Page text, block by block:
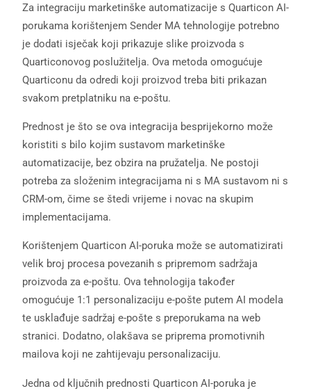
Za integraciju marketinške automatizacije s Quarticon AI-
porukama korištenjem Sender MA tehnologije potrebno
je dodati isječak koji prikazuje slike proizvoda s
Quarticonovog poslužitelja. Ova metoda omogućuje
Quarticonu da odredi koji proizvod treba biti prikazan
svakom pretplatniku na e-poštu.
Prednost je što se ova integracija besprijekorno može
koristiti s bilo kojim sustavom marketinške
automatizacije, bez obzira na pružatelja. Ne postoji
potreba za složenim integracijama ni s MA sustavom ni s
CRM-om, čime se štedi vrijeme i novac na skupim
implementacijama.
Korištenjem Quarticon AI-poruka može se automatizirati
velik broj procesa povezanih s pripremom sadržaja
proizvoda za e-poštu. Ova tehnologija također
omogućuje 1:1 personalizaciju e-pošte putem AI modela
te usklađuje sadržaj e-pošte s preporukama na web
stranici. Dodatno, olakšava se priprema promotivnih
mailova koji ne zahtijevaju personalizaciju.
Jedna od ključnih prednosti Quarticon AI-poruka je